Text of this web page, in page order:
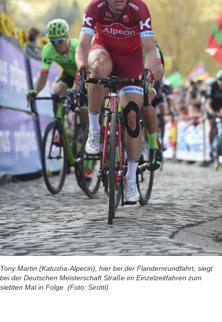
Tony Martin (Katusha-Alpecin), hier bei der Flandernrundfahrt, siegt
bei der Deutschen Meisterschaft Straße im Einzelzeitfahren zum
siebten Mal in Folge. (Foto: Sirotti)